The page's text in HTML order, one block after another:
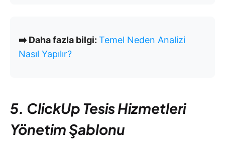
➡️ Daha fazla bilgi: Temel Neden Analizi
Nasıl Yapılır?
5. ClickUp Tesis Hizmetleri
Yönetim Şablonu